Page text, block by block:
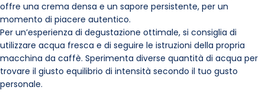
offre una crema densa e un sapore persistente, per un
momento di piacere autentico.
Per un’esperienza di degustazione ottimale, si consiglia di
utilizzare acqua fresca e di seguire le istruzioni della propria
macchina da caffè. Sperimenta diverse quantità di acqua per
trovare il giusto equilibrio di intensità secondo il tuo gusto
personale.